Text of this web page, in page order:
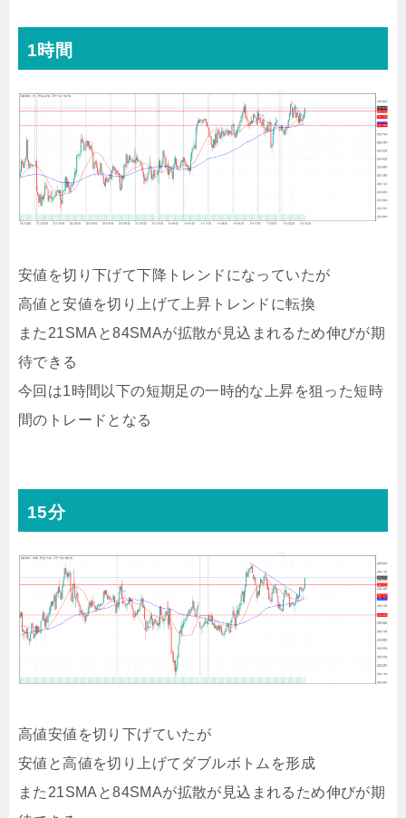
1時間
安値を切り下げて下降トレンドになっていたが
高値と安値を切り上げて上昇トレンドに転換
また21SMAと84SMAが拡散が見込まれるため伸びが期
待できる
今回は1時間以下の短期足の一時的な上昇を狙った短時
間のトレードとなる
15分
高値安値を切り下げていたが
安値と高値を切り上げてダブルボトムを形成
また21SMAと84SMAが拡散が見込まれるため伸びが期